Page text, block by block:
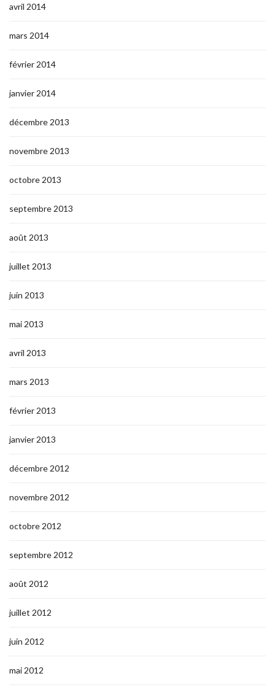
avril 2014
mars 2014
février 2014
janvier 2014
décembre 2013
novembre 2013
octobre 2013
septembre 2013
août 2013
juillet 2013
juin 2013
mai 2013
avril 2013
mars 2013
février 2013
janvier 2013
décembre 2012
novembre 2012
octobre 2012
septembre 2012
août 2012
juillet 2012
juin 2012
mai 2012